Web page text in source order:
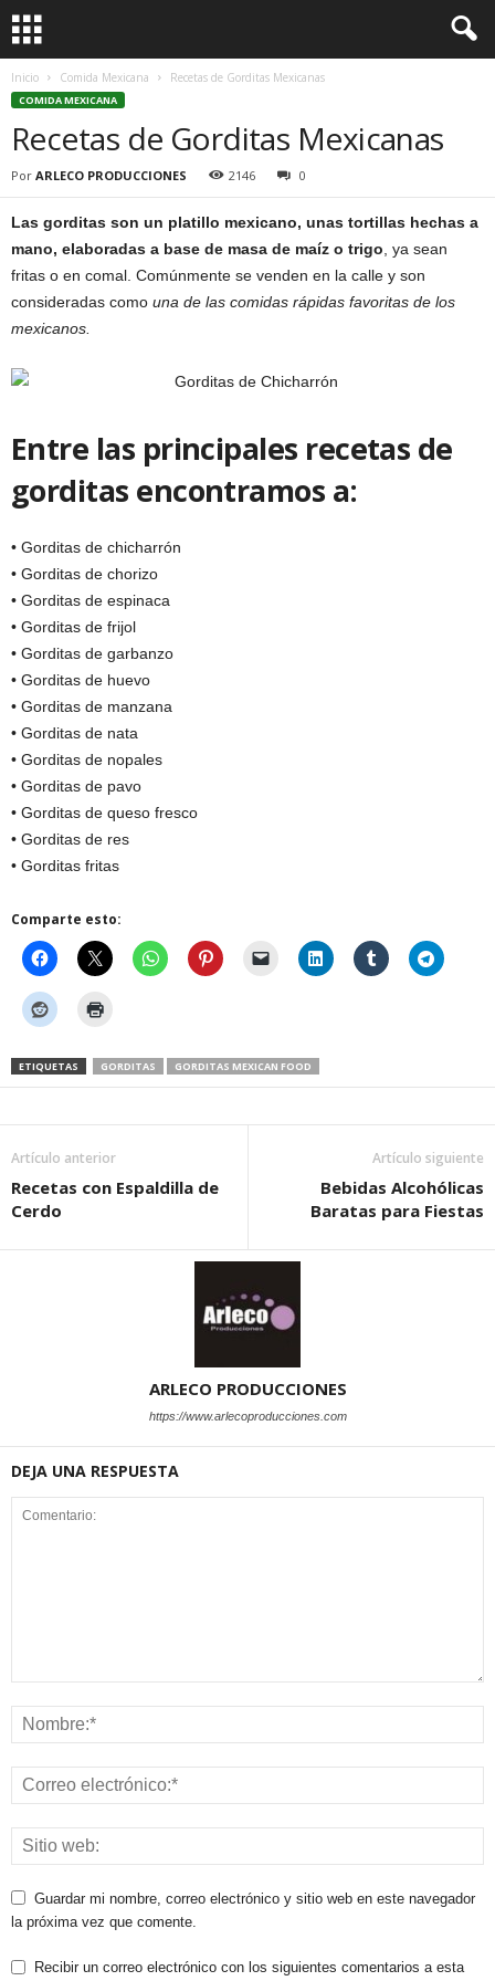
Inicio Comida Mexicana Recetas de Gorditas Mexicanas
COMIDA MEXICANA
Recetas de Gorditas Mexicanas
Por ARLECO PRODUCCIONES 2146 0
Las gorditas son un platillo mexicano, unas tortillas hechas a
mano, elaboradas a base de masa de maíz o trigo , ya sean
fritas o en comal. Comúnmente se venden en la calle y son
consideradas como una de las comidas rápidas favoritas de los
mexicanos.
Entre las principales recetas de
gorditas encontramos a:
• Gorditas de chicharrón
• Gorditas de chorizo
• Gorditas de espinaca
• Gorditas de frijol
• Gorditas de garbanzo
• Gorditas de huevo
• Gorditas de manzana
• Gorditas de nata
• Gorditas de nopales
• Gorditas de pavo
• Gorditas de queso fresco
• Gorditas de res
• Gorditas fritas
Comparte esto:
ETIQUETAS GORDITAS GORDITAS MEXICAN FOOD
Artículo anterior
Recetas con Espaldilla de
Cerdo
Artículo siguiente
Bebidas Alcohólicas
Baratas para Fiestas
ARLECO PRODUCCIONES
https://www.arlecoproducciones.com
DEJA UNA RESPUESTA
Guardar mi nombre, correo electrónico y sitio web en este navegador
la próxima vez que comente.
Recibir un correo electrónico con los siguientes comentarios a esta